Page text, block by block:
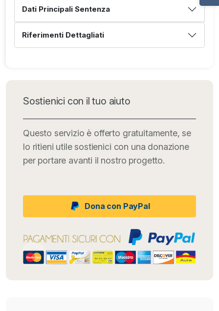
Dati Principali Sentenza
Riferimenti Dettagliati
Sostienici con il tuo aiuto
Questo servizio è offerto gratuitamente, se
lo ritieni utile sostienici con una donazione
per portare avanti il nostro progetto.
Dona con PayPal